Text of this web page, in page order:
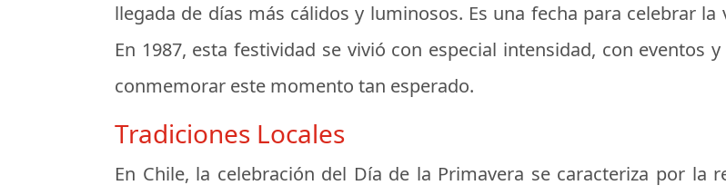
llegada de días más cálidos y luminosos. Es una fecha para celebrar
En 1987, esta festividad se vivió con especial intensidad, con eventos
conmemorar este momento tan esperado.
Tradiciones Locales
En Chile, la celebración del Día de la Primavera se caracteriza por la